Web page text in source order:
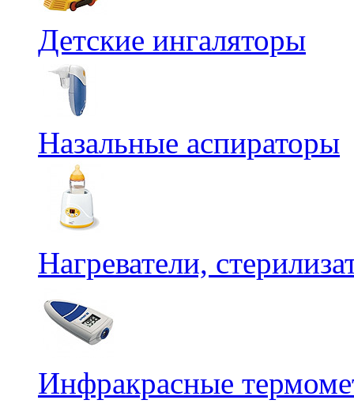
Детские ингаляторы
Назальные аспираторы
Нагреватели,
Инфракрасные